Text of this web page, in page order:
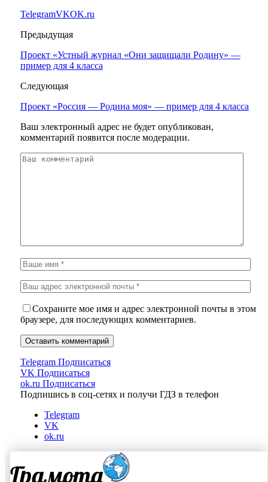
TelegramVKOK.ru
Предыдущая
Проект «Устный журнал «Они защищали Родину» —
пример для 4 класса
Следующая
Проект «Россия — Родина моя» — пример для 4 класса
Ваш электронный адрес не будет опубликован,
комментарий появится после модерации.
Сохраните мое имя и адрес электронной почты в этом
браузере, для последующих комментариев.
Telegram Подписаться
VK Подписаться
ok.ru Подписаться
Подпишись в соц-сетях и получи ГДЗ в телефон
Telegram
VK
ok.ru